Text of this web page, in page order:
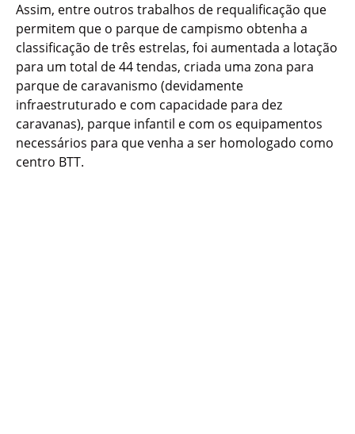
Assim, entre outros trabalhos de requalificação que
permitem que o parque de campismo obtenha a
classificação de três estrelas, foi aumentada a lotação
para um total de 44 tendas, criada uma zona para
parque de caravanismo (devidamente
infraestruturado e com capacidade para dez
caravanas), parque infantil e com os equipamentos
necessários para que venha a ser homologado como
centro BTT.